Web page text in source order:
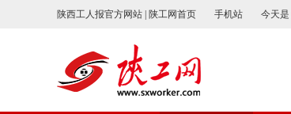
陕西工人报官方网站 | 陕工网首页 手机站 今天是